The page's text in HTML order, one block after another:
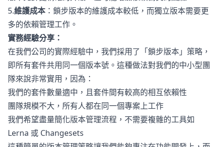
5.維護成本 ：鎖步版本的維護成本較低，而獨立版本需要更
多的依賴管理工作。
實務經驗分享：
在我們公司的實際經驗中，我們採用了「鎖步版本」策略，
即所有套件共用同一個版本號。這種做法對我們的中小型團
隊來說非常實用，因為：
我們的套件數量適中，且套件間有較高的相互依賴性
團隊規模不大，所有人都在同一個專案上工作
我們希望盡量簡化版本管理流程，不需要複雜的工具如
Lerna 或 Changesets